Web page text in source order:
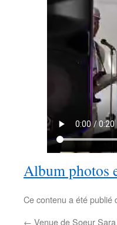
Album photos
Ce contenu a été publié
← Venue de Soeur